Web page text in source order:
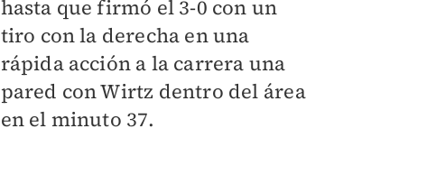
hasta que firmó el 3-0 con un
tiro con la derecha en una
rápida acción a la carrera una
pared con Wirtz dentro del área
en el minuto 37.